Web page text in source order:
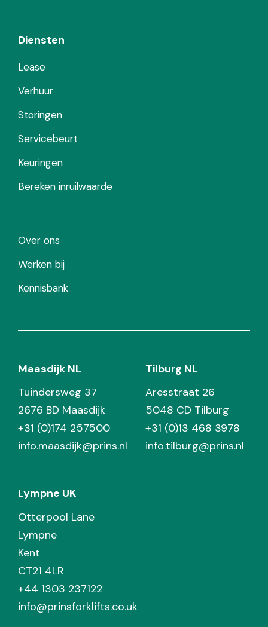
Diensten
Lease
Verhuur
Storingen
Servicebeurt
Keuringen
Bereken inruilwaarde
Over ons
Werken bij
Kennisbank
Maasdijk NL
Tuindersweg 37
2676 BD Maasdijk
+31 (0)174 257500
info.maasdijk@prins.nl
Tilburg NL
Aresstraat 26
5048 CD Tilburg
+31 (0)13 468 3978
info.tilburg@prins.nl
Lympne UK
Otterpool Lane
Lympne
Kent
CT21 4LR
+44 1303 237122
info@prinsforklifts.co.uk